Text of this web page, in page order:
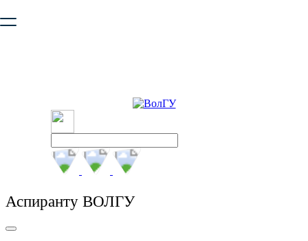
безопасную работу с сайтом. Пожалуйста
Аспиранту ВОЛГУ